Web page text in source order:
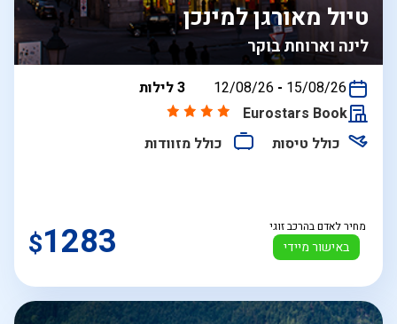
לינה וארוחת בוקר
טיול מאורגן למינכן
בין
12/08/26 - 15/08/26
3 לילות
Eurostars Book
כולל טיסות
כולל מזוודות
באישור מיידי
מחיר לאדם בהרכב זוגי $1283